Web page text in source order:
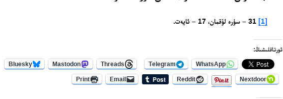
[1]
ئورتاقلىشىڭ:
WhatsApp
Telegram
Threads
Mastodon
Bluesky
Nextdoor
Reddit
Email
Print